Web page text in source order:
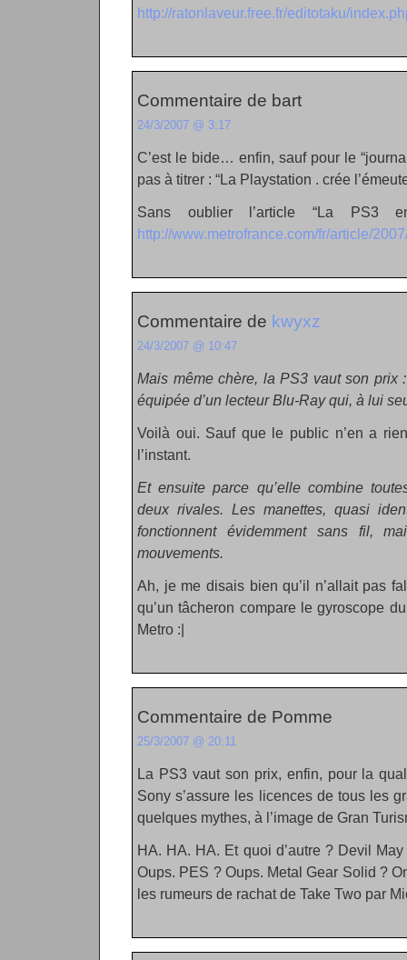
http://ratonlaveur.free.fr/editotaku/
Commentaire de bart
24/3/2007 @ 3:17
C’est le bide… enfin, sauf pour le
pas à titrer : “La Playstation . crée
Sans oublier l’article “La PS3
http://www.metrofrance.com/fr/article/
Commentaire de kwyxz
24/3/2007 @ 10:47
Mais même chère, la PS3 vaut son prix
équipée d’un lecteur Blu-Ray qui, à lui
Voilà oui. Sauf que le public n’en a
l’instant.
Et ensuite parce qu’elle combine
deux rivales. Les manettes, quasi
fonctionnent évidemment sans fil,
mouvements.
Ah, je me disais bien qu’il n’allait pas
qu’un tâcheron compare le gyroscope
Metro :|
Commentaire de Pomme
25/3/2007 @ 20:11
La PS3 vaut son prix, enfin, pour la
Sony s’assure les licences de tous les
quelques mythes, à l’image de Gran
HA. HA. HA. Et quoi d’autre ? Devil
Oups. PES ? Oups. Metal Gear Solid ?
les rumeurs de rachat de Take Two par